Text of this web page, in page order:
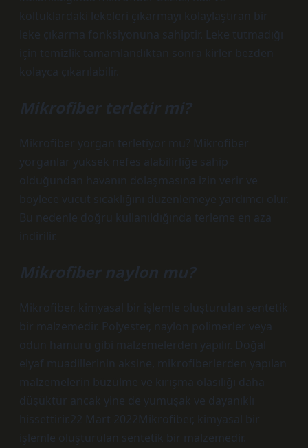
koltuklardaki lekeleri çıkarmayı kolaylaştıran bir
leke çıkarma fonksiyonuna sahiptir. Leke tutmadığı
için temizlik tamamlandıktan sonra kirler bezden
kolayca çıkarılabilir.
Mikrofiber terletir mi?
Mikrofiber yorgan terletiyor mu? Mikrofiber
yorganlar yüksek nefes alabilirliğe sahip
olduğundan havanın dolaşmasına izin verir ve
böylece vücut sıcaklığını düzenlemeye yardımcı olur.
Bu nedenle doğru kullanıldığında terleme en aza
indirilir.
Mikrofiber naylon mu?
Mikrofiber, kimyasal bir işlemle oluşturulan sentetik
bir malzemedir. Polyester, naylon polimerler veya
odun hamuru gibi malzemelerden yapılır. Doğal
elyaf muadillerinin aksine, mikrofiberlerden yapılan
malzemelerin büzülme ve kırışma olasılığı daha
düşüktür ancak yine de yumuşak ve dayanıklı
hissettirir.22 Mart 2022Mikrofiber, kimyasal bir
işlemle oluşturulan sentetik bir malzemedir.